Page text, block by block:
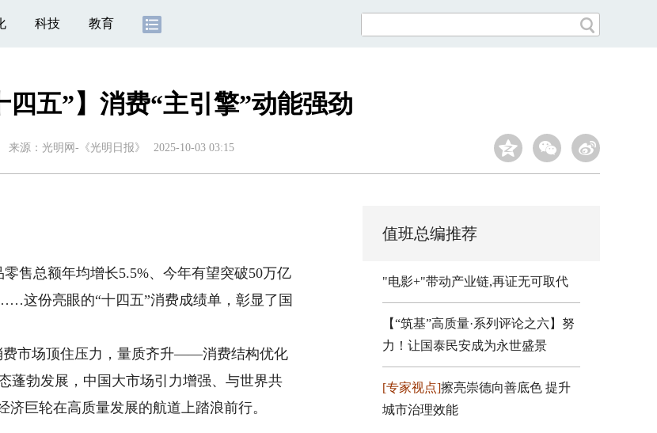
科技 教育
四五”】消费“主引擎”动能强劲
来源： 光明网-《光明日报》 2025-10-03 03:15
总额年均增长5.5%、今年有望突破50万亿
这份亮眼的“十四五”消费成绩单，彰显了国
市场顶住压力，量质齐升——消费结构优化
蓬勃发展，中国大市场引力增强、与世界共
巨轮在高质量发展的航道上踏浪前行。
值班总编推荐
"电影+"带动产业链,再证无可取代
【“筑基”高质量·系列评论之六】努
力！让国泰民安成为永世盛景
[专家视点]擦亮崇德向善底色 提升
城市治理效能